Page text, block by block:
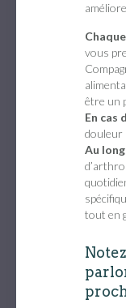
vous
être un
En cas
douleur
Au
tout en